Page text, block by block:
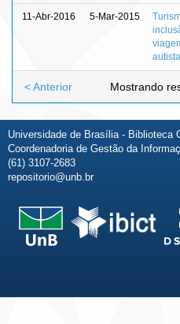
11-Abr-2016 5-Mar-2015
autista
Mostrando
< Anterior
Universidade de Brasília - Biblioteca
Coordenadoria de Gestão da
(61) 3107-2683
repositorio@unb.br